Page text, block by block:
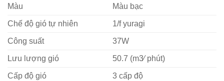
Màu Màu bạc
Chế độ gió tự nhiên 1/f yuragi
Công suất 37W
Lưu lượng gió 50.7 (m3⁄ phút)
Cấp độ gió 3 cấp độ